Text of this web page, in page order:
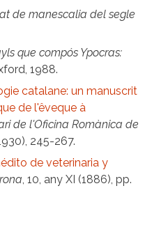
de manescalia del segle
que compós Ypocras:
1988.
catalane: un manuscrit
de l'êveque à
de l'Oficina Romànica de
245-267.
de veterinaria y
, 10, any XI (1886), pp.